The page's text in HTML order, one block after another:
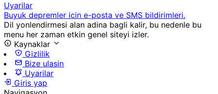
Uyarilar
Buyuk depremler icin e-posta ve SMS bildirimleri.
Dil yonlendirmesi alan adina bagli kalir, bu nedenle bu
menu her zaman etkin genel siteyi izler.
Kaynaklar
Gizlilik
Bize ulasin
Uyarilar
Giris yap